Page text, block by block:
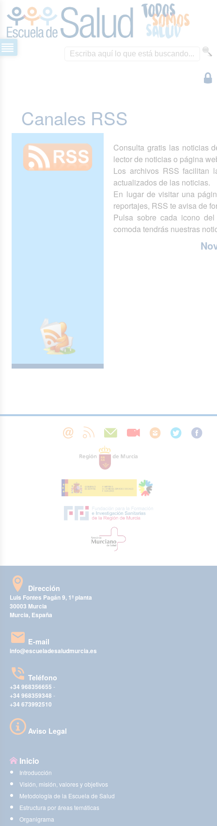
Canales RSS
Consulta gratis las noticias
lector de noticias o página
Los archivos RSS facilitan
actualizados de las noticias.
En lugar de visitar una
reportajes, RSS te avisa de
Pulsa sobre cada icono
comoda tendrás nuestras
Dirección
Luis Fontes Pagán 9, 1ª planta
30003 Murcia
Murcia, España
E-mail
info@escueladesaludmurcia.es
Teléfono
+34 968356655 -
+34 968359348 -
+34 673992510
Aviso Legal
Inicio
Introducción
Visión, misión, valores y objetivos
Metodología de la Escuela de Salud
Estructura por áreas temáticas
Organigrama